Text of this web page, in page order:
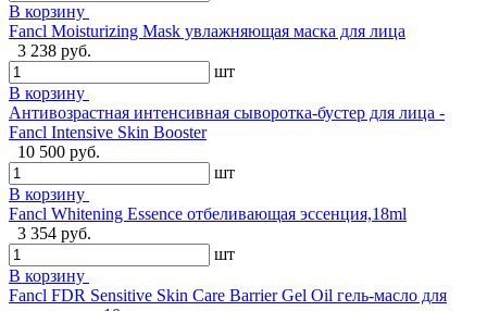
В корзину
Fancl Moisturizing Mask увлажняющая маска для лица
3 238 руб.
шт
В корзину
Антивозрастная интенсивная сыворотка-бустер для лица -
Fancl Intensive Skin Booster
10 500 руб.
шт
В корзину
Fancl Whitening Essence отбеливающая эссенция,18ml
3 354 руб.
шт
В корзину
Fancl FDR Sensitive Skin Care Barrier Gel Oil гель-масло для